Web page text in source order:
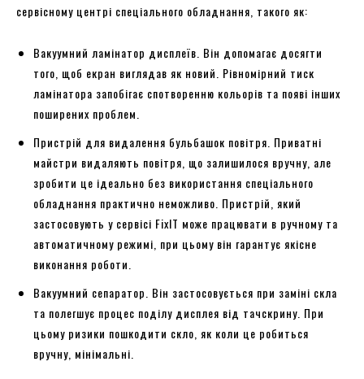
сервісному центрі спеціального обладнання, такого як:
Вакуумний ламінатор дисплеїв. Він допомагає досягти
того, щоб екран виглядав як новий. Рівномірний тиск
ламінатора запобігає спотворенню кольорів та появі інших
поширених проблем.
Пристрій для видалення бульбашок повітря. Приватні
майстри видаляють повітря, що залишилося вручну, але
зробити це ідеально без використання спеціального
обладнання практично неможливо. Пристрій, який
застосовують у сервісі FixIT може працювати в ручному та
автоматичному режимі, при цьому він гарантує якісне
виконання роботи.
Вакуумний сепаратор. Він застосовується при заміні скла
та полегшує процес поділу дисплея від тачскрину. При
цьому ризики пошкодити скло, як коли це робиться
вручну, мінімальні.